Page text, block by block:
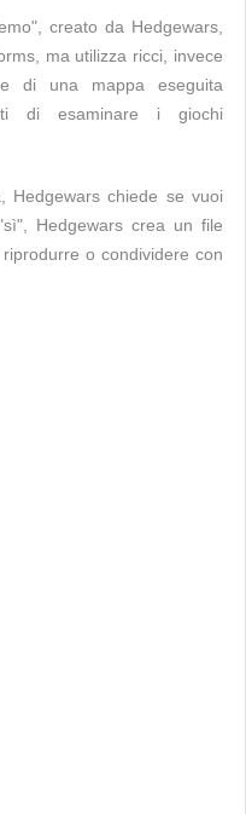
creato da Hedgewars,
ma utilizza ricci, invece
di una mappa eseguita
di esaminare i giochi
Hedgewars chiede se vuoi
Hedgewars crea un file
o condividere con